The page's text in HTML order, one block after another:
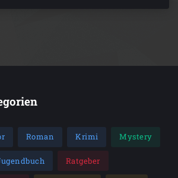
Roman Krimi Mystery
Ratgeber